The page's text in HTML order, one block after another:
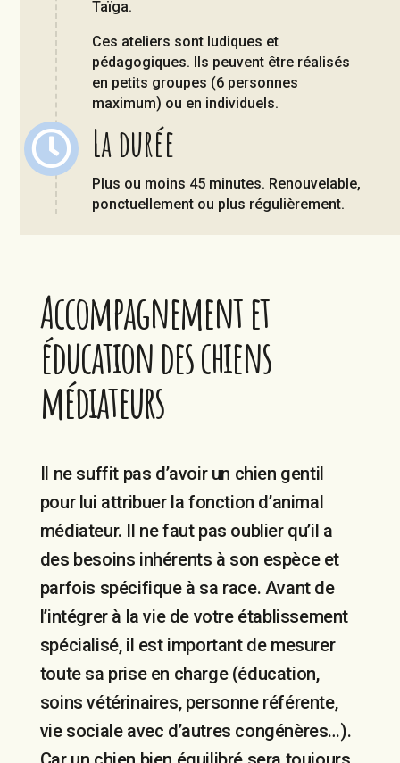
Taïga.
Ces ateliers sont ludiques et
pédagogiques. Ils peuvent être réalisés
en petits groupes (6 personnes
maximum) ou en individuels.
 La durée
Plus ou moins 45 minutes. Renouvelable,
ponctuellement ou plus régulièrement.
Accompagnement et
éducation des chiens
médiateurs
Il ne suffit pas d’avoir un chien gentil
pour lui attribuer la fonction d’animal
médiateur. Il ne faut pas oublier qu’il a
des besoins inhérents à son espèce et
parfois spécifique à sa race. Avant de
l’intégrer à la vie de votre établissement
spécialisé, il est important de mesurer
toute sa prise en charge (éducation,
soins vétérinaires, personne référente,
vie sociale avec d’autres congénères…).